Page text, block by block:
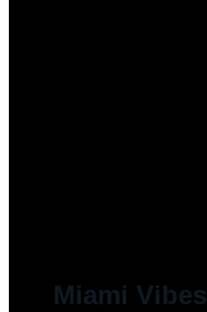
Miami Vibes